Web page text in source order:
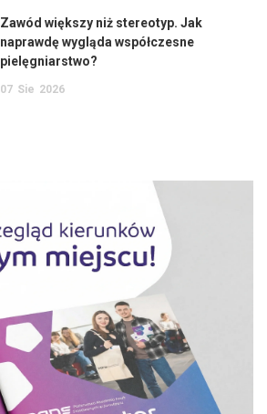
Zawód większy niż stereotyp. Jak
naprawdę wygląda współczesne
pielęgniarstwo?
07 Sie 2026